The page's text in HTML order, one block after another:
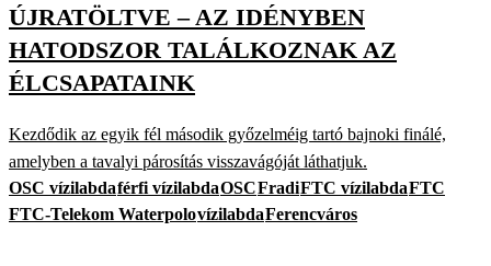
ÚJRATÖLTVE – AZ IDÉNYBEN
HATODSZOR TALÁLKOZNAK AZ
ÉLCSAPATAINK
Kezdődik az egyik fél második győzelméig tartó bajnoki finálé,
amelyben a tavalyi párosítás visszavágóját láthatjuk.
OSC vízilabdaférfi vízilabdaOSCFradiFTC vízilabdaFTC
FTC-Telekom WaterpolovízilabdaFerencváros